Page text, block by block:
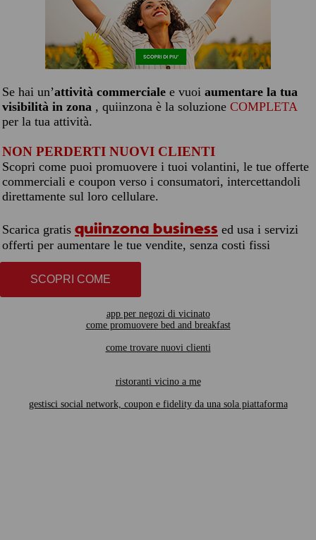
Se hai un’attività commerciale e vuoi aumentare la tua
visibilità in zona , quiinzona è la soluzione COMPLETA
per la tua attività.
NON PERDERTI NUOVI CLIENTI
Scopri come puoi promuovere i tuoi volantini, le tue offerte
commerciali e coupon verso i consumatori, intercettandoli
direttamente sul loro cellulare.
Scarica gratis quiinzona business ed usa i servizi
offerti per aumentare le tue vendite, senza costi fissi
SCOPRI COME
app per negozi di vicinato
come promuovere bed and breakfast
come trovare nuovi clienti
ristoranti vicino a me
gestisci social network, coupon e fidelity da una sola piattaforma